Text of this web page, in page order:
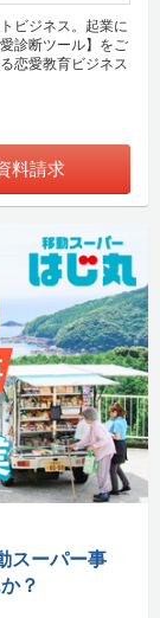
ビジネス。起業に
診断ツール】をご
恋愛教育ビジネス
料請求
スーパー事
？